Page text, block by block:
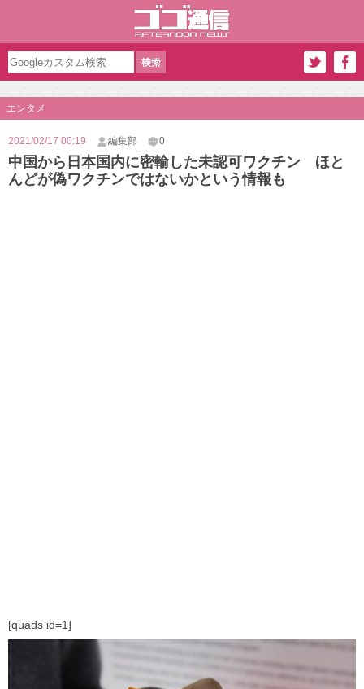
エンタメ
2021/02/17 00:19 編集部 0
中国から日本国内に密輸した未認可ワクチン ほと
んどが偽ワクチンではないかという情報も
[quads id=1]